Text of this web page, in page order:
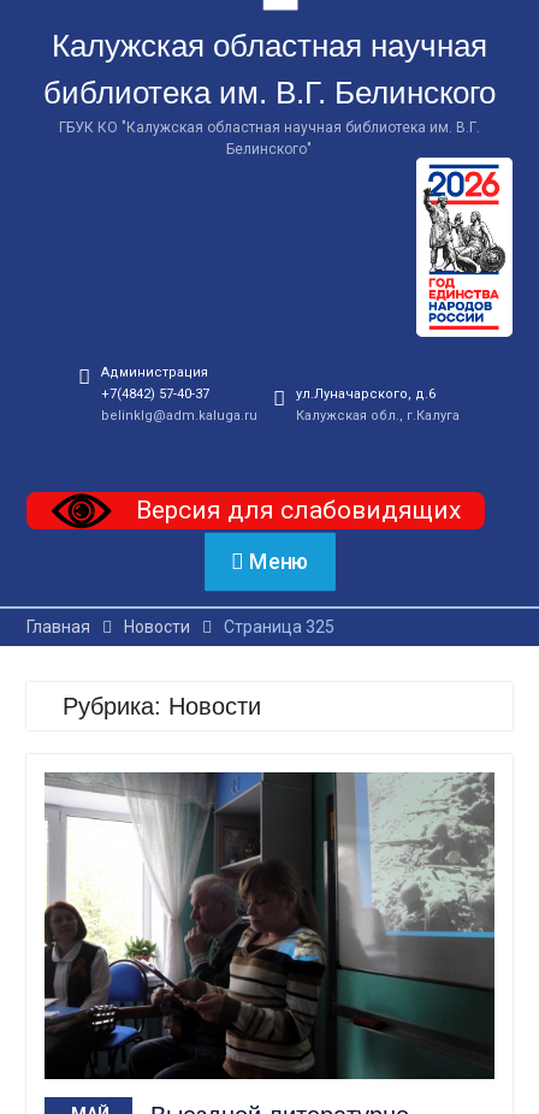
Калужская областная научная
библиотека им. В.Г. Белинского
ГБУК КО "Калужская областная научная библиотека им. В.Г.
Белинского"
Администрация
+7(4842) 57-40-37
belinklg@adm.kaluga.ru
ул.Луначарского, д.6
Калужская обл., г.Калуга
Версия для слабовидящих
Меню
Главная Новости Страница 325
Рубрика: Новости